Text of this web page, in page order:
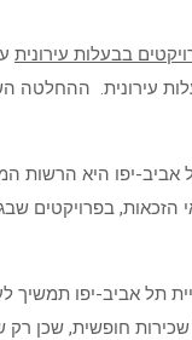
בבעלות עירונית
עירונית. ההחלטה
אביב-יפו היא הרשות
ועמדו בתנאי הזכאות,
תל אביב-יפו
חופשית, שכן רק